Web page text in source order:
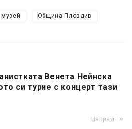
музей Община Пловдив
Венета Нейнска
си турне с концерт тази
Напред